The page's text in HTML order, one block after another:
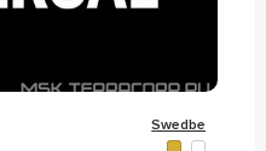
Swedbe